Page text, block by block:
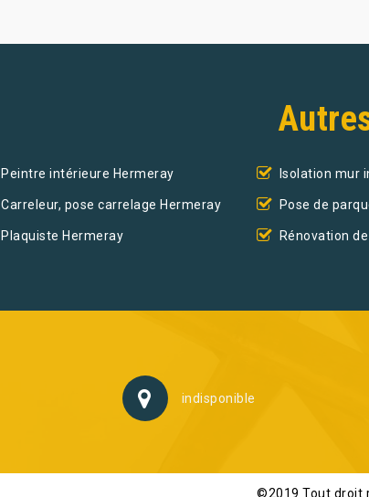
Peintre intérieure Hermeray
Carreleur, pose carrelage Hermeray
Plaquiste Hermeray
Isolation mur
Pose de
Rénovation
indisponible
©2019 Tout droit